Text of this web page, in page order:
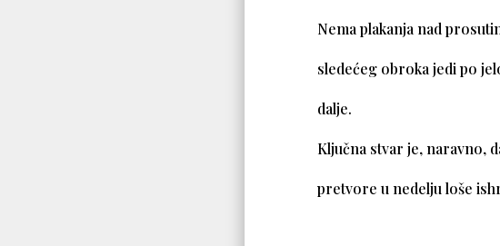
Nema plakanja nad
sledećeg obroka jedi po
dalje.
Ključna stvar je, naravno,
pretvore u nedelju loše